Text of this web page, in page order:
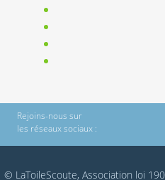
Rejoins-nous sur
les réseaux sociaux :
© LaToileScoute, Association loi